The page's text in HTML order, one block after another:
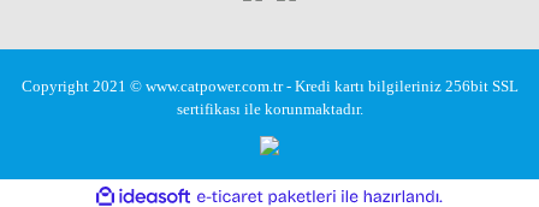
Copyright 2021 © www.catpower.com.tr - Kredi kartı bilgileriniz 256bit SSL
sertifikası ile korunmaktadır.
ideasoft e-